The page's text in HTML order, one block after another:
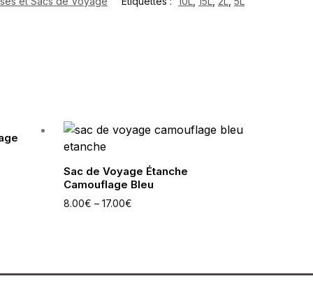
Sac de Voyage Étanche
Camouflage Bleu
8.00€ – 17.00€